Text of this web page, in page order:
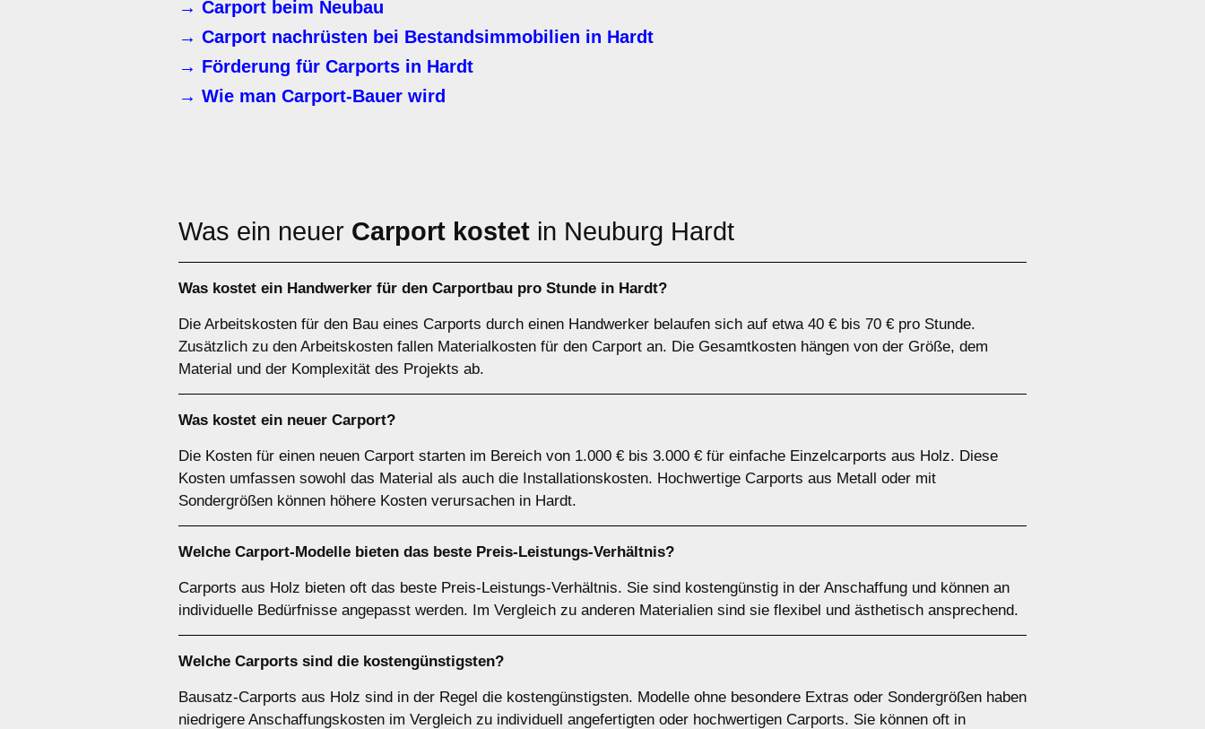
→ Carport beim Neubau
→ Carport nachrüsten bei Bestandsimmobilien in Hardt
→ Förderung für Carports in Hardt
→ Wie man Carport-Bauer wird
Was ein neuer Carport kostet in Neuburg Hardt
Was kostet ein Handwerker für den Carportbau pro Stunde in Hardt?
Die Arbeitskosten für den Bau eines Carports durch einen Handwerker belaufen sich auf etwa 40 € bis 70 € pro Stunde.
Zusätzlich zu den Arbeitskosten fallen Materialkosten für den Carport an. Die Gesamtkosten hängen von der Größe, dem
Material und der Komplexität des Projekts ab.
Was kostet ein neuer Carport?
Die Kosten für einen neuen Carport starten im Bereich von 1.000 € bis 3.000 € für einfache Einzelcarports aus Holz. Diese
Kosten umfassen sowohl das Material als auch die Installationskosten. Hochwertige Carports aus Metall oder mit
Sondergrößen können höhere Kosten verursachen in Hardt.
Welche Carport-Modelle bieten das beste Preis-Leistungs-Verhältnis?
Carports aus Holz bieten oft das beste Preis-Leistungs-Verhältnis. Sie sind kostengünstig in der Anschaffung und können an
individuelle Bedürfnisse angepasst werden. Im Vergleich zu anderen Materialien sind sie flexibel und ästhetisch ansprechend.
Welche Carports sind die kostengünstigsten?
Bausatz-Carports aus Holz sind in der Regel die kostengünstigsten. Modelle ohne besondere Extras oder Sondergrößen haben
niedrigere Anschaffungskosten im Vergleich zu individuell angefertigten oder hochwertigen Carports. Sie können oft in